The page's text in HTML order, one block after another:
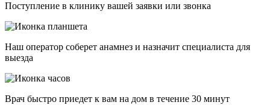
Поступление в клинику вашей заявки или звонка
Наш оператор соберет анамнез и назначит специалиста для
выезда
Врач быстро приедет к вам на дом в течение 30 минут